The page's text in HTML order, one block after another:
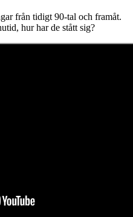
från tidigt 90-tal och framåt.
hur har de stått sig?